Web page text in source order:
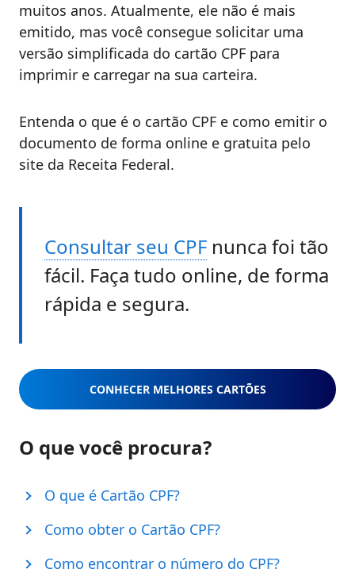
muitos anos. Atualmente, ele não é mais
emitido, mas você consegue solicitar uma
versão simplificada do cartão CPF para
imprimir e carregar na sua carteira.
Entenda o que é o cartão CPF e como emitir o
documento de forma online e gratuita pelo
site da Receita Federal.
Consultar seu CPF nunca foi tão
fácil. Faça tudo online, de forma
rápida e segura.
CONHECER MELHORES CARTÕES
O que você procura?
O que é Cartão CPF?
Como obter o Cartão CPF?
Como encontrar o número do CPF?